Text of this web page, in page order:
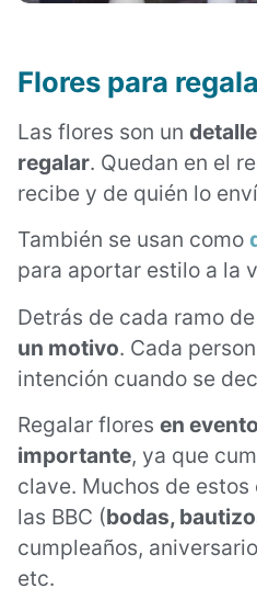
Flores para
Las flores son un
regalar. Quedan en el
recibe y de quién lo
También se usan como
para aportar estilo a la
Detrás de cada ramo
un motivo. Cada
intención cuando se
Regalar flores en
importante, ya que
clave. Muchos de
las BBC (bodas,
cumpleaños,
etc.